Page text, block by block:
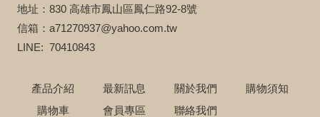
地址：830 高雄市鳳山區鳳仁路92-8號
信箱：a71270937@yahoo.com.tw
LINE: 70410843
產品介紹 最新訊息 關於我們
購物須知
購物車
會員專區 聯絡我們